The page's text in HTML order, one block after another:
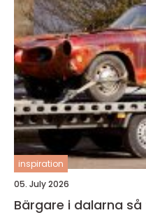
inspiration
05. July 2026
Bärgare i dalarna så fungerar trygg hjälp